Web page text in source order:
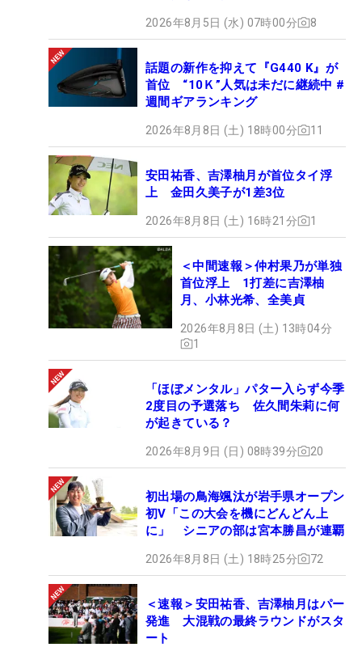
2026年8月5日 (水) 07時00分 8
話題の新作を抑えて『G440 K』が
首位 “10Ｋ”人気は未だに継続中 #
週間ギアランキング
2026年8月8日 (土) 18時00分 11
安田祐香、吉澤柚月が首位タイ浮
上 金田久美子が1差3位
2026年8月8日 (土) 16時21分 1
＜中間速報＞仲村果乃が単独
首位浮上 1打差に吉澤柚
月、小林光希、全美貞
2026年8月8日 (土) 13時04分
1
「ほぼメンタル」パター入らず今季
2度目の予選落ち 佐久間朱莉に何
が起きている？
2026年8月9日 (日) 08時39分 20
初出場の鳥海颯汰が岩手県オープン
初V「この大会を機にどんどん上
に」 シニアの部は宮本勝昌が連覇
2026年8月8日 (土) 18時25分 72
＜速報＞安田祐香、吉澤柚月はパー
発進 大混戦の最終ラウンドがスタ
ート